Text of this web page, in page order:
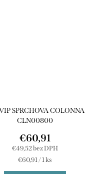
SPRCHOVA COLONNA
CLN00800
€49,52 bez DPH
€60,91
Jednotková
cena:
€60,91 / 1 ks